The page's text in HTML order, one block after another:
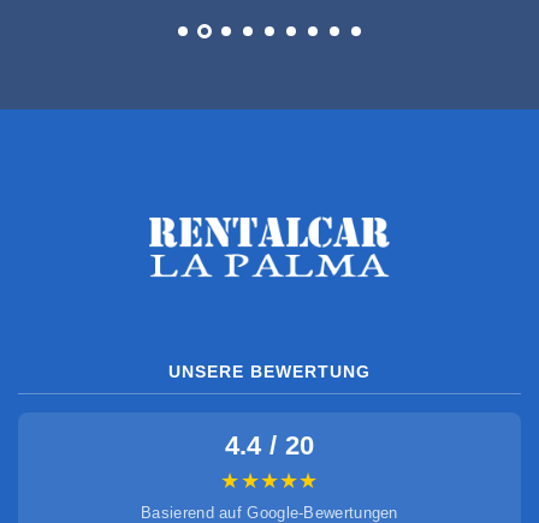
UNSERE BEWERTUNG
4.4 / 20
★★★★★
Basierend auf Google-Bewertungen